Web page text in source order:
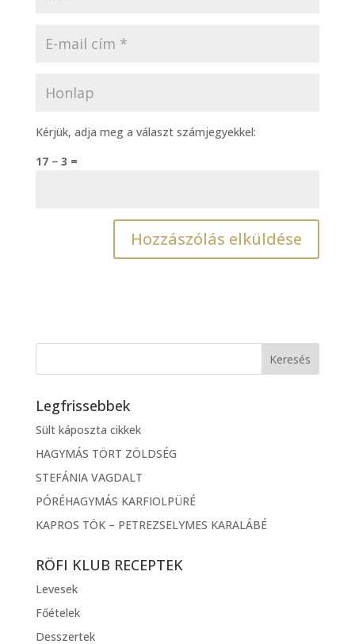
Kérjük, adja meg a választ számjegyekkel:
17 − 3 =
Legfrissebbek
Sült káposzta cikkek
HAGYMÁS TÖRT ZÖLDSÉG
STEFÁNIA VAGDALT
PÓRÉHAGYMÁS KARFIOLPÜRÉ
KAPROS TÖK – PETREZSELYMES KARALÁBÉ
RÖFI KLUB RECEPTEK
Levesek
Főételek
Desszertek